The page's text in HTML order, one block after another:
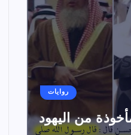
روايات
من اليهود